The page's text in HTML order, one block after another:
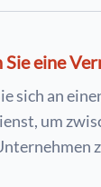
Sie eine
sich an
um